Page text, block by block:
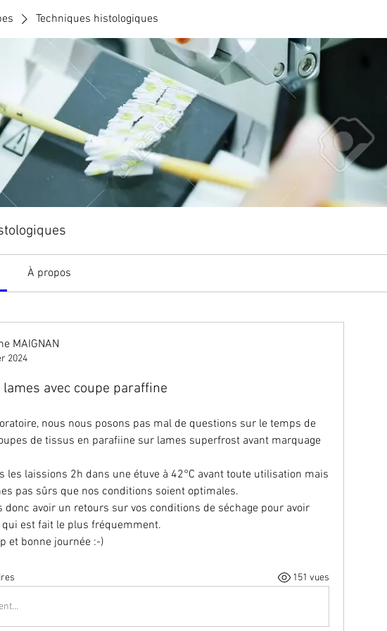
Techniques histologiques
À propos
MAIGNAN
2024
avec coupe paraffine
nous nous posons pas mal de questions sur le temps de
de tissus en parafiine sur lames superfrost avant marquage
les laissions 2h dans une étuve à 42°C avant toute utilisation mais
pas sûrs que nos conditions soient optimales.
donc avoir un retours sur vos conditions de séchage pour avoir
qui est fait le plus fréquemment.
et bonne journée :-)
151 vues